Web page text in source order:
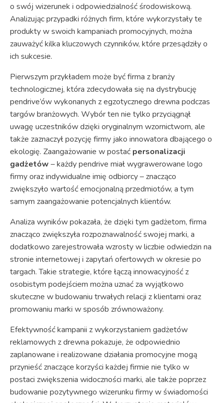
o swój wizerunek i odpowiedzialność środowiskową.
Analizując przypadki różnych firm, które wykorzystały te
produkty w swoich kampaniach promocyjnych, można
zauważyć kilka kluczowych czynników, które przesądziły o
ich sukcesie.
Pierwszym przykładem może być firma z branży
technologicznej, która zdecydowała się na dystrybucję
pendrive’ów wykonanych z egzotycznego drewna podczas
targów branżowych. Wybór ten nie tylko przyciągnął
uwagę uczestników dzięki oryginalnym wzornictwom, ale
także zaznaczył pozycję firmy jako innowatora dbającego o
ekologię. Zaangażowanie w postać personalizacji
gadżetów – każdy pendrive miał wygrawerowane logo
firmy oraz indywidualne imię odbiorcy – znacząco
zwiększyło wartość emocjonalną przedmiotów, a tym
samym zaangażowanie potencjalnych klientów.
Analiza wyników pokazała, że dzięki tym gadżetom, firma
znacząco zwiększyła rozpoznawalność swojej marki, a
dodatkowo zarejestrowała wzrosty w liczbie odwiedzin na
stronie internetowej i zapytań ofertowych w okresie po
targach. Takie strategie, które łączą innowacyjność z
osobistym podejściem można uznać za wyjątkowo
skuteczne w budowaniu trwałych relacji z klientami oraz
promowaniu marki w sposób zrównoważony.
Efektywność kampanii z wykorzystaniem gadżetów
reklamowych z drewna pokazuje, że odpowiednio
zaplanowane i realizowane działania promocyjne mogą
przynieść znaczące korzyści każdej firmie nie tylko w
postaci zwiększenia widoczności marki, ale także poprzez
budowanie pozytywnego wizerunku firmy w świadomości